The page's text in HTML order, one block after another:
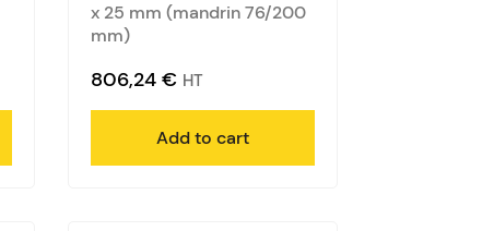
x 25 mm (mandrin 76/200
mm)
806,24 € HT
Add to cart